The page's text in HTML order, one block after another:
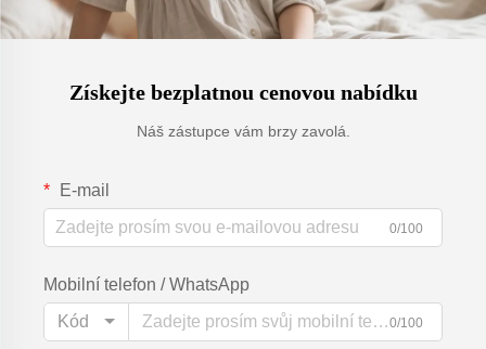
Získejte bezplatnou cenovou nabídku
Náš zástupce vám brzy zavolá.
E-mail
0/100
Mobilní telefon / WhatsApp
Kód
0/100